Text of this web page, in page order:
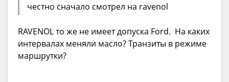
честно сначало смотрел на ravenol
RAVENOL то же не имеет допуска Ford. На каких
интервалах меняли масло? Транзиты в режиме
маршрутки?